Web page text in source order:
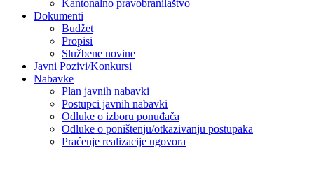
Kantonalno pravobranilaštvo
Dokumenti
Budžet
Propisi
Službene novine
Javni Pozivi/Konkursi
Nabavke
Plan javnih nabavki
Postupci javnih nabavki
Odluke o izboru ponuđača
Odluke o poništenju/otkazivanju postupaka
Praćenje realizacije ugovora